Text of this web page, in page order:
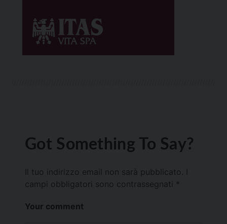
Got Something To Say?
Il tuo indirizzo email non sarà pubblicato.
campi obbligatori sono contrassegnati *
Your comment